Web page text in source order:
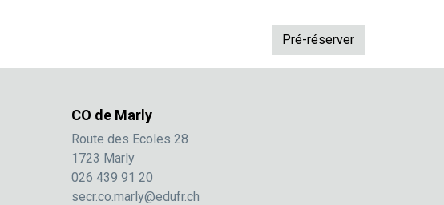
CO de Marly
Route des Ecoles 28
1723 Marly
026 439 91 20
secr.co.marly@edufr.ch